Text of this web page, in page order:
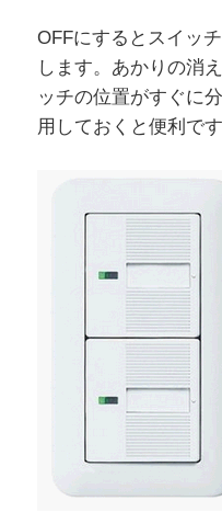
OFFにするとスイッ
します。あかりの消
ッチの位置がすぐに
用しておくと便利です